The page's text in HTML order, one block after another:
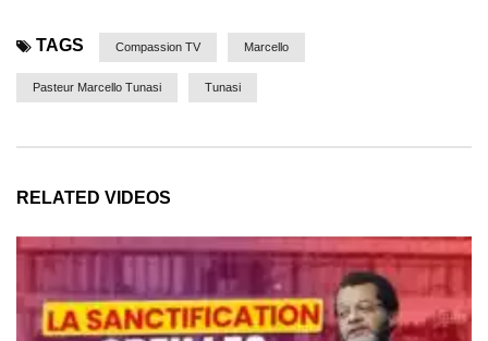
TAGS Compassion TV Marcello
Pasteur Marcello Tunasi Tunasi
RELATED VIDEOS